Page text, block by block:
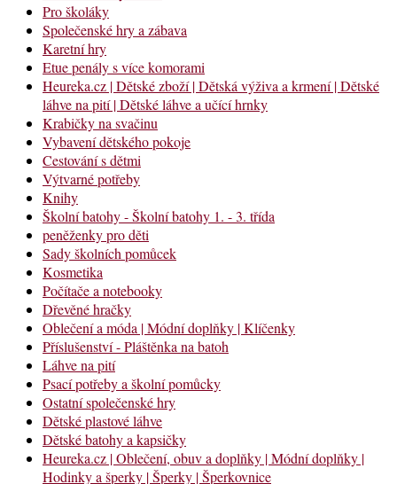
Pro školáky
Společenské hry a zábava
Karetní hry
Etue penály s více komorami
Heureka.cz | Dětské zboží | Dětská výživa a krmení | Dětské
láhve na pití | Dětské láhve a učící hrnky
Krabičky na svačinu
Vybavení dětského pokoje
Cestování s dětmi
Výtvarné potřeby
Knihy
Školní batohy - Školní batohy 1. - 3. třída
peněženky pro děti
Sady školních pomůcek
Kosmetika
Počítače a notebooky
Dřevěné hračky
Oblečení a móda | Módní doplňky | Klíčenky
Příslušenství - Pláštěnka na batoh
Láhve na pití
Psací potřeby a školní pomůcky
Ostatní společenské hry
Dětské plastové láhve
Dětské batohy a kapsičky
Heureka.cz | Oblečení, obuv a doplňky | Módní doplňky |
Hodinky a šperky | Šperky | Šperkovnice